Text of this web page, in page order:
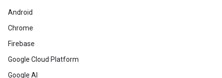
Android
Chrome
Firebase
Google Cloud Platform
Google AI